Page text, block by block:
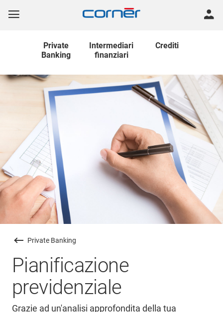
Private
Banking
Intermediari
finanziari
Crediti
Private Banking
Pianificazione
previdenziale
Grazie ad un'analisi approfondita della tua